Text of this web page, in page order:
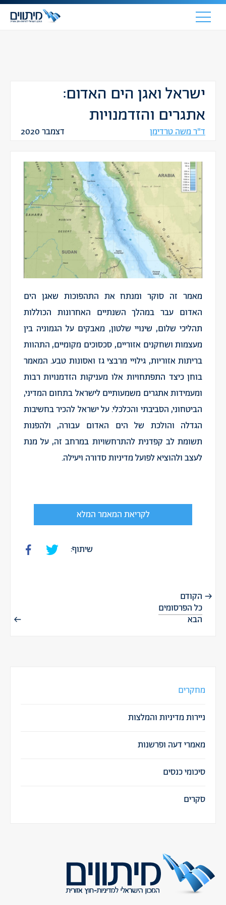
ישראל ואגן הים האדום:
אתגרים והזדמנויות
ד"ר משה טרדימן דצמבר 2020
מאמר זה סוקר ומנתח את התהפוכות שאגן הים
האדום עבר במהלך השנתיים האחרונות הכוללות
תהליכי שלום, שינויי שלטון, מאבקים על הגמוניה בין
מעצמות ושחקנים אזוריים, סכסוכים מקומיים, התהוות
בריתות אזוריות, גילויי מרבצי גז ואסונות טבע. המאמר
בוחן כיצד התפתחויות אלו מעניקות הזדמנויות רבות
ומעמידות אתגרים משמעותיים לישראל בתחום המדיני,
הביטחוני, הסביבתי והכלכלי. על ישראל להכיר בחשיבות
הגדלה והולכת של הים האדום עבורה, ולהפנות
תשומת לב קפדנית להתרחשויות במרחב זה, על מנת
לעצב ולהוציא לפועל מדיניות סדורה ויעילה.
לקריאת המאמר המלא
שיתוף:
הקודם
כל הפרסומים
הבא
מחקרים
ניירות מדיניות והמלצות
מאמרי דעה ופרשנות
סיכומי כנסים
סקרים